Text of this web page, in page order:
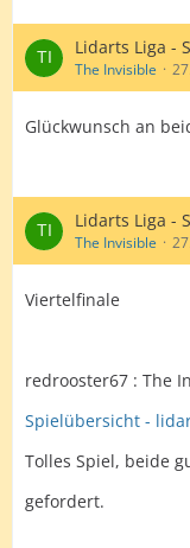
Lidarts Liga -
The Invisible
Glückwunsch an
Lidarts Liga -
The Invisible
Viertelfinale
redrooster67 : The
Spielübersicht -
Tolles Spiel, beide
gefordert.